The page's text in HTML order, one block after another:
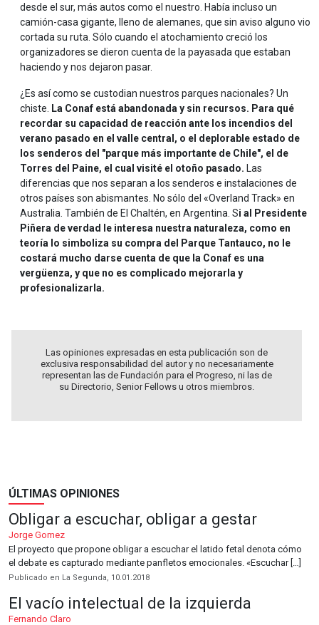
desde el sur, más autos como el nuestro. Había incluso un
camión-casa gigante, lleno de alemanes, que sin aviso alguno vio
cortada su ruta. Sólo cuando el atochamiento creció los
organizadores se dieron cuenta de la payasada que estaban
haciendo y nos dejaron pasar.
¿Es así como se custodian nuestros parques nacionales? Un
chiste.
La Conaf está abandonada y sin recursos. Para qué
recordar su capacidad de reacción ante los incendios del
verano pasado en el valle central, o el deplorable estado de
los senderos del "parque más importante de Chile", el de
Torres del Paine, el cual visité el otoño pasado. Las
diferencias que nos separan a los senderos e instalaciones de
otros países son abismantes. No sólo del «Overland Track» en
Australia. También de El Chaltén, en Argentina. Si al Presidente
Piñera de verdad le interesa nuestra naturaleza, como en
teoría lo simboliza su compra del Parque Tantauco, no le
costará mucho darse cuenta de que la Conaf es una
vergüenza, y que no es complicado mejorarla y
profesionalizarla.
Las opiniones expresadas en esta publicación son de
exclusiva responsabilidad del autor y no necesariamente
representan las de Fundación para el Progreso, ni las de
su Directorio, Senior Fellows u otros miembros.
ÚLTIMAS OPINIONES
Obligar a escuchar, obligar a gestar
Jorge Gomez
El proyecto que propone obligar a escuchar el latido fetal denota cómo
el debate es capturado mediante panfletos emocionales. «Escuchar […]
Publicado en La Segunda, 10.01.2018
El vacío intelectual de la izquierda
Fernando Claro